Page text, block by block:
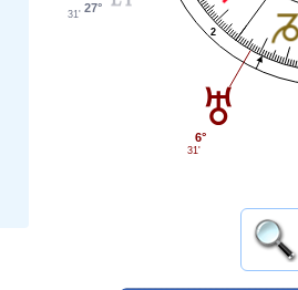
2
27°
31'
6°
31'